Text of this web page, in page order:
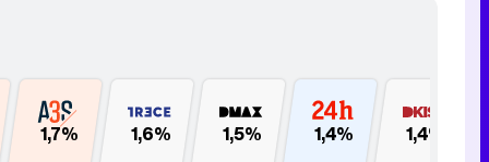
1,7% 1,6% 1,5% 1,4% 1,4%